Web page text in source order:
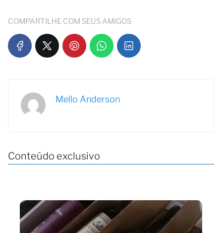
COMPARTILHE COM SEUS AMIGOS
Mello Anderson
Conteúdo exclusivo